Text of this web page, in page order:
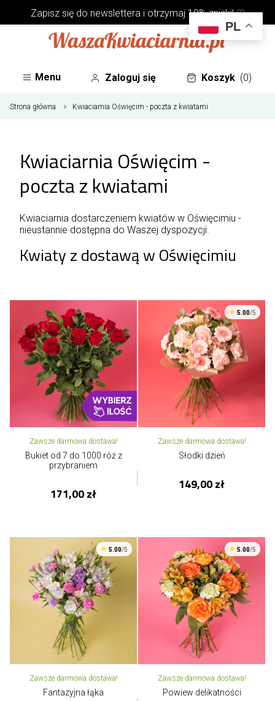
Zapisz się do newsletterai otrzymaj 10% zniżki! ♡
Menu Zaloguj się Koszyk (0)
Strona główna Kwiaciarnia Oświęcim - poczta z kwiatami
Kwiaciarnia Oświęcim -
poczta z kwiatami
Kwiaciarnia dostarczeniem kwiatów w Oświęcimiu -
nieustannie dostępna do Waszej dyspozycji.
Kwiaty z dostawą w Oświęcimiu
Zawsze darmowa dostawa!
Bukiet od 7 do 1000 róż z
przybraniem
171,00 zł
5.00/5
Zawsze darmowa dostawa!
Słodki dzień
149,00 zł
5.00/5
Zawsze darmowa dostawa!
Fantazyjna łąka
5.00/5
Zawsze darmowa dostawa!
Powiew delikatności
PL